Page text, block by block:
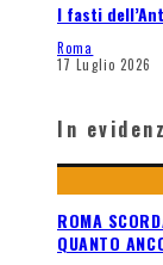
I fasti
Roma
17 Luglio 2026
In
ROMA
QUANTO